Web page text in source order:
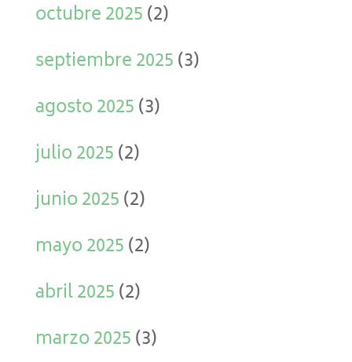
octubre 2025(2)
septiembre 2025(3)
agosto 2025(3)
julio 2025(2)
junio 2025(2)
mayo 2025(2)
abril 2025(2)
marzo 2025(3)